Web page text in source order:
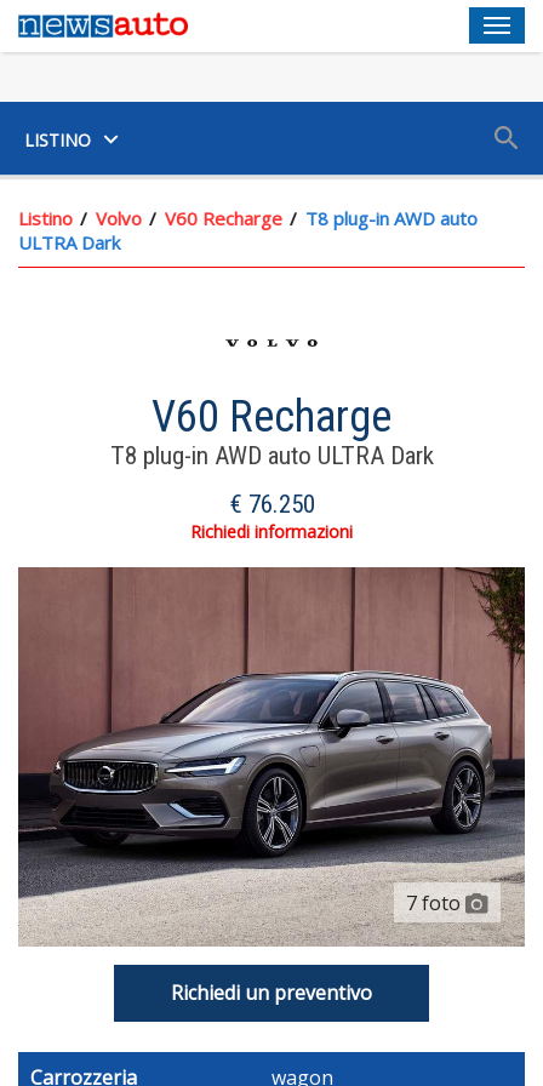
LISTINO
Listino Volvo V60 Recharge
T8 plug-in AWD auto
ULTRA Dark
V60 Recharge
T8 plug-in AWD auto ULTRA Dark
€ 76.250
Richiedi informazioni
7 foto
Richiedi un preventivo
Carrozzeria
wagon
Servosterzo Ad Assistenza Variabile, Elettrico E
Cremagliera Variabile
Profondità, Riscaldato E Multifunzione
Controllo Con Rotella, 9,00 Schermo Display Touch Screen,
Indic. Pressione Insuff. Pneumatici Display Pressione
Pannello Strumenti Con Schermo Tft E Parabrezza
Riconfigurabile
Riconoscimento Segnaletica Stradale
Inserti Pregiati: Nero Pianoforte Sulla Consolle Centrale E
Alluminio+pelle Sintetica Sul Cruscotto
Tappetini
Portabicchiere Ai Sedili Anteriori E Sedili Post.
14 Altoparlanti Harman/kardon E Subwoofer
Comandi Audio Al Volante